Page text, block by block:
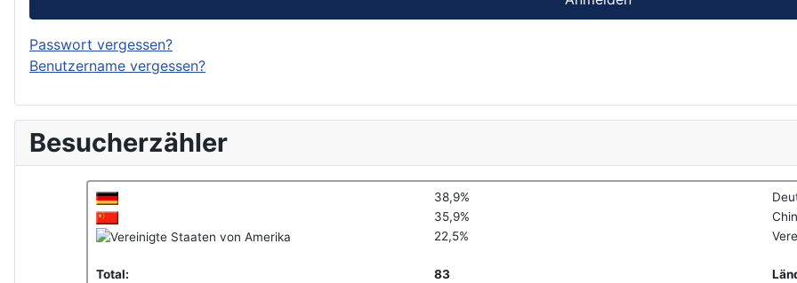
Passwort vergessen?
Benutzername vergessen?
Besucherzähler
38,9%
35,9%
22,5%
Total: 83